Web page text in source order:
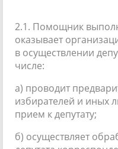
2.1. Помощник
оказывает
в осуществлении
числе:
а) проводит
избирателей и иных
прием к депутату;
б) осуществляет